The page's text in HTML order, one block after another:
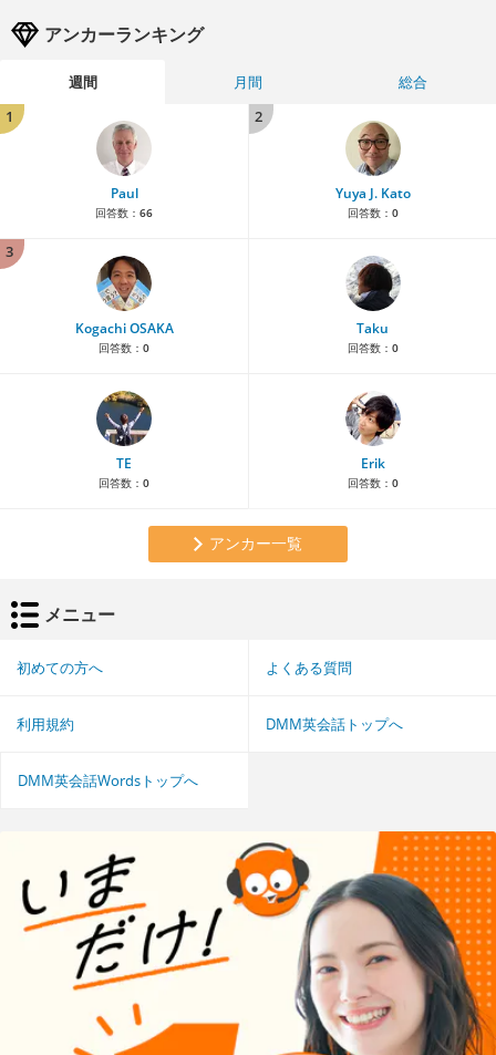
アンカーランキング
週間 月間
総合
1
Paul
回答数： 66
2
Yuya J. Kato
回答数： 0
3
Kogachi OSAKA
回答数： 0
Taku
回答数： 0
TE
回答数： 0
Erik
回答数： 0
アンカー一覧
メニュー
初めての方へ よくある質問
利用規約 DMM英会話トップへ
DMM英会話Wordsトップへ